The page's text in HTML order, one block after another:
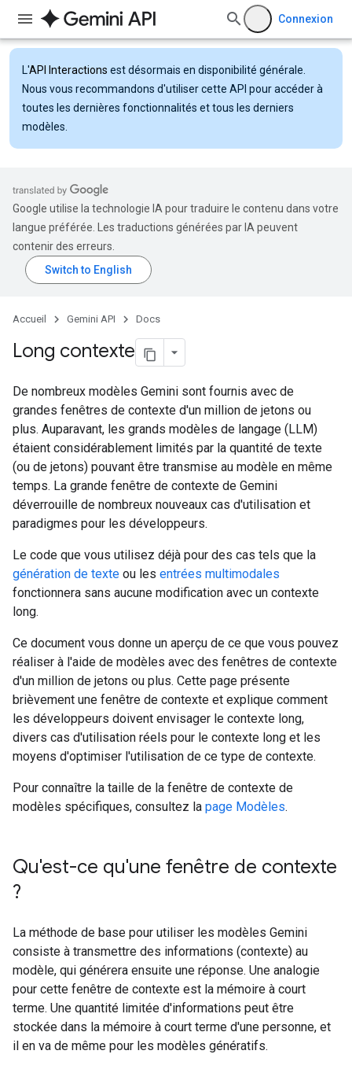
Connexion
L'API Interactions est désormais en disponibilité générale.
Nous vous recommandons d'utiliser cette API pour accéder à
toutes les dernières fonctionnalités et tous les derniers
modèles.
Google utilise la technologie IA pour traduire le contenu dans votre
langue préférée. Les traductions générées par IA peuvent
contenir des erreurs.
Accueil Gemini API Docs
Long contexte
De nombreux modèles Gemini sont fournis avec de
grandes fenêtres de contexte d'un million de jetons ou
plus. Auparavant, les grands modèles de langage (LLM)
étaient considérablement limités par la quantité de texte
(ou de jetons) pouvant être transmise au modèle en même
temps. La grande fenêtre de contexte de Gemini
déverrouille de nombreux nouveaux cas d'utilisation et
paradigmes pour les développeurs.
Le code que vous utilisez déjà pour des cas tels que la
génération de texte ou les entrées multimodales
fonctionnera sans aucune modification avec un contexte
long.
Ce document vous donne un aperçu de ce que vous pouvez
réaliser à l'aide de modèles avec des fenêtres de contexte
d'un million de jetons ou plus. Cette page présente
brièvement une fenêtre de contexte et explique comment
les développeurs doivent envisager le contexte long,
divers cas d'utilisation réels pour le contexte long et les
moyens d'optimiser l'utilisation de ce type de contexte.
Pour connaître la taille de la fenêtre de contexte de
modèles spécifiques, consultez la page Modèles.
Qu'est-ce qu'une fenêtre de contexte
?
La méthode de base pour utiliser les modèles Gemini
consiste à transmettre des informations (contexte) au
modèle, qui générera ensuite une réponse. Une analogie
pour cette fenêtre de contexte est la mémoire à court
terme. Une quantité limitée d'informations peut être
stockée dans la mémoire à court terme d'une personne, et
il en va de même pour les modèles génératifs.